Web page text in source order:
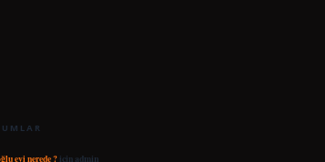
evi nerede ?içinadmin